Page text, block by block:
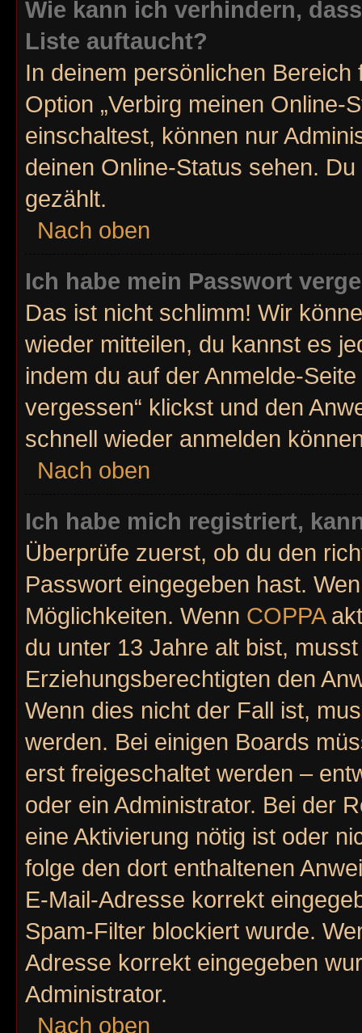
Wie kann ich verhindern,
Liste auftaucht?
In deinem persönlichen
Option „Verbirg meinen Online-
einschaltest, können nur
deinen Online-Status sehen.
gezählt.
Nach oben
Ich habe mein Passwort
Das ist nicht schlimm! Wir
wieder mitteilen, du kannst es
indem du auf der Anmelde-
vergessen“ klickst und den
schnell wieder anmelden
Nach oben
Ich habe mich registriert,
Überprüfe zuerst, ob du den
Passwort eingegeben hast.
Möglichkeiten. Wenn COPPA
du unter 13 Jahre alt bist,
Erziehungsberechtigten den
Wenn dies nicht der Fall ist,
werden. Bei einigen Boards
erst freigeschaltet werden –
oder ein Administrator. Bei der
eine Aktivierung nötig ist oder
folge den dort enthaltenen
E-Mail-Adresse korrekt
Spam-Filter blockiert wurde.
Adresse korrekt eingegeben
Administrator.
Nach oben